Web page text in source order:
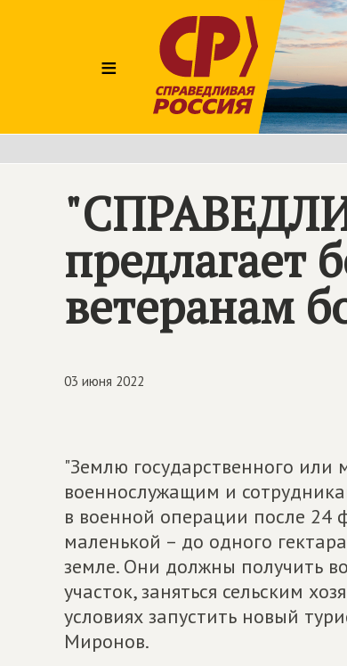
≡
"
предлагает
ветеранам
03 июня 2022
"Землю государственного
военнослужащим и
в военной операции после 24
маленькой – до одного
земле. Они должны получить
участок, заняться сельским
условиях запустить новый
Миронов.